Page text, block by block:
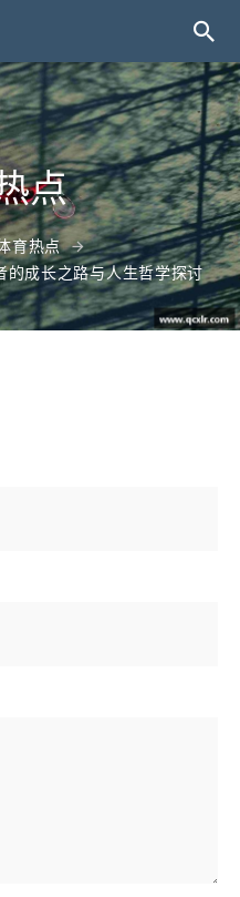
点
育热点
的成长之路与人生哲学探讨